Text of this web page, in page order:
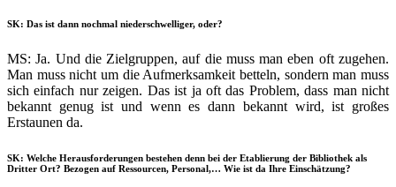
SK: Das ist dann nochmal niederschwelliger, oder?
MS: Ja. Und die Zielgruppen, auf die muss man eben oft zugehen.
Man muss nicht um die Aufmerksamkeit betteln, sondern man muss
sich einfach nur zeigen. Das ist ja oft das Problem, dass man nicht
bekannt genug ist und wenn es dann bekannt wird, ist großes
Erstaunen da.
SK: Welche Herausforderungen bestehen denn bei der Etablierung der Bibliothek als
Dritter Ort? Bezogen auf Ressourcen, Personal,… Wie ist da Ihre Einschätzung?